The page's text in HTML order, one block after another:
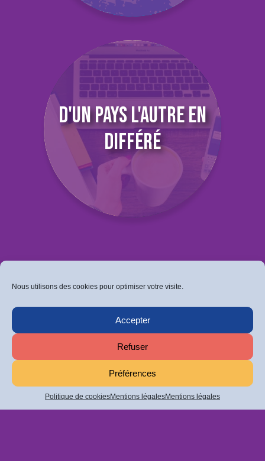
Nous utilisons des cookies pour optimiser votre visite.
Accepter
Refuser
Préférences
Politique de cookiesMentions légalesMentions légales
D'UN PAYS L'AUTRE EN
DIFFÉRÉ
Retrouvez-nous sur Facebook
Ou sur Instagram
Politique de confidentialité
Mentions légales